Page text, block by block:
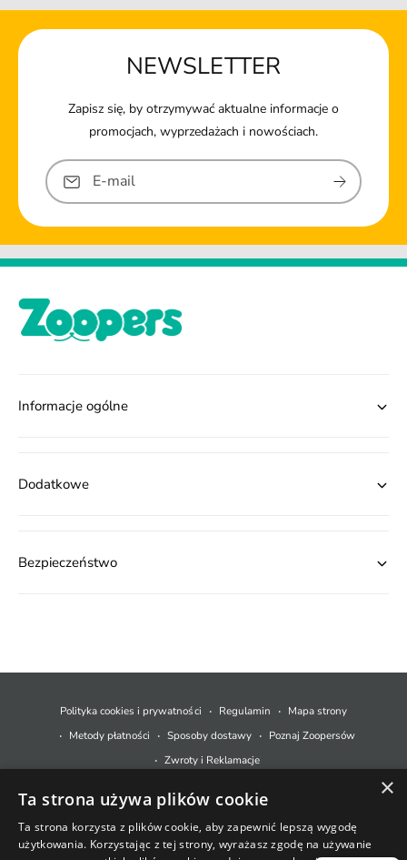
NEWSLETTER
Zapisz się, by otrzymywać aktualne informacje o
promocjach, wyprzedażach i nowościach.
E-mail
Informacje ogólne
Dodatkowe
Bezpieczeństwo
e
y
p
ł
a
© 2026,Zoopers.pl. Technologia Shopify
Polityka cookies i prywatności Regulamin
Mapa strony
Metody płatności
Sposoby dostawy
Poznaj Zoopersów
Zwroty i Reklamacje
×
Ta strona używa plików cookie
Ta strona korzysta z plików cookie, aby zapewnić lepszą wygodę
użytkowania. Korzystając z tej strony, wyrażasz zgodę na używanie